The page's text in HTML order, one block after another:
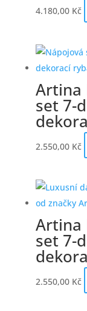
4.180,00 Kč
Artina
set 7-
2.550,00 Kč
Artina
set 7-
2.550,00 Kč